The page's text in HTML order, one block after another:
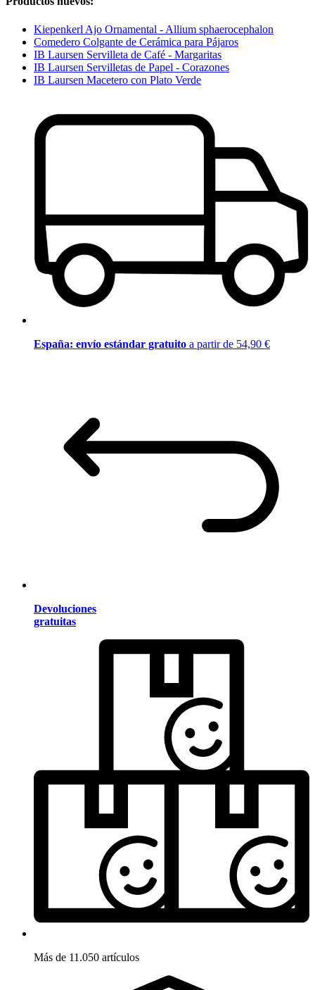
Kiepenkerl Ajo Ornamental - Allium sphaerocephalon
Comedero Colgante de Cerámica para Pájaros
IB Laursen Servilleta de Café - Margaritas
IB Laursen Servilletas de Papel - Corazones
IB Laursen Macetero con Plato Verde
España: envío estándar gratuito a partir de 54,90 €
Devoluciones
gratuitas
Más de 11.050 artículos